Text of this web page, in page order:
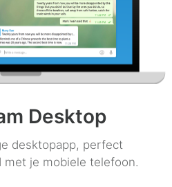
Desktop
desktopapp, perfect
met je mobiele telefoon.